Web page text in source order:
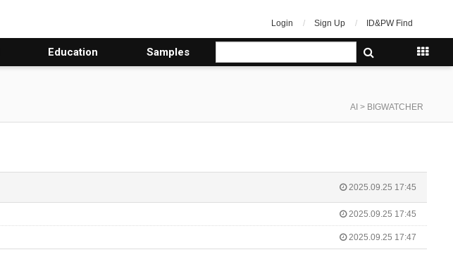
Login Sign Up ID&PW Find
Education Samples
AI > BIGWATCHER
2025.09.25 17:45
2025.09.25 17:45
2025.09.25 17:47